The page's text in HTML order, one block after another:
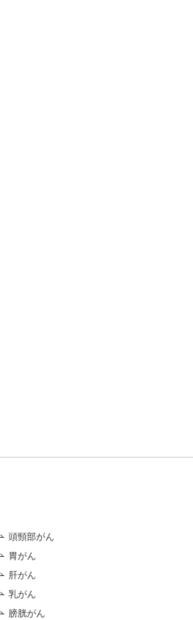
頭頸部がん
胃がん
肝がん
乳がん
膀胱がん